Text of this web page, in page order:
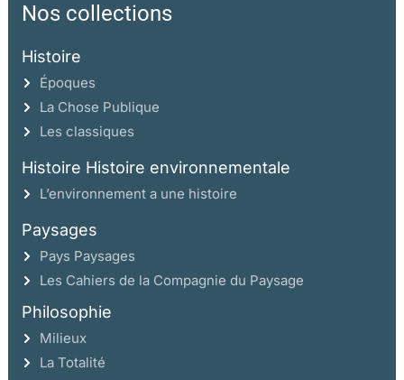
Nos collections
Histoire
Époques
La Chose Publique
Les classiques
Histoire Histoire environnementale
L’environnement a une histoire
Paysages
Pays Paysages
Les Cahiers de la Compagnie du Paysage
Philosophie
Milieux
La Totalité